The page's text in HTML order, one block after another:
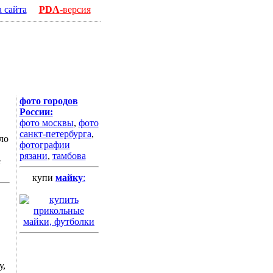
сайта PDA-версия
фото городов
России:
фото москвы, фото
санкт-петербурга,
фотографии
рязани, тамбова
купи майку: